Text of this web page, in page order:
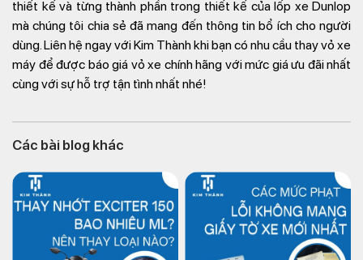
thiết kế và từng thành phần trong thiết kế của lốp xe Dunlop
mà chúng tôi chia sẻ đã mang đến thông tin bổ ích cho người
dùng. Liên hệ ngay với Kim Thành khi bạn có nhu cầu thay vỏ xe
máy để được báo giá vỏ xe chính hãng với mức giá ưu đãi nhất
cùng với sự hỗ trợ tận tình nhất nhé!
Các bài blog khác